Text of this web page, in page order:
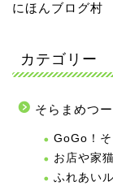
にほんブログ村
カテゴリー
そらまめつ
GoGo！そ
お店や家
ふれあい